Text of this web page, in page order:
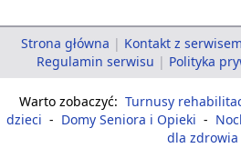
Strona główna | Kontakt z serwisem
Regulamin serwisu | Polityka
Warto zobaczyć: Turnusy
dzieci - Domy Seniora i Opieki -
dla zdrowia